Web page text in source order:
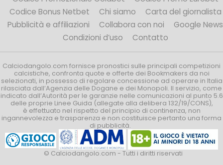
Codice Bonus Netbet
Chi siamo
Carta del giornalista
Pubblicità e affiliazioni
Collabora con noi
Google News
Condizioni d’uso
Contatto
Calciodangolo.com fornisce pronostici sulle principali competizioni
calcistiche, confronta quote e offerte dei Bookmakers da noi
selezionati, in possesso di regolare concessione ad operare in Italia
rilasciata dall’Agenzia delle Dogane e dei Monopoli. Il servizio, come
indicato dall’Autorità per le garanzie nelle comunicazioni al punto 5.6
delle proprie Linee Guida (allegate alla delibera 132/19/CONS),
è effettuato nel rispetto del principio di continenza, non
ingannevolezza e trasparenza e non costituisce pertanto una forma
di pubblicità.
© Calciodangolo.com - Tutti i diritti riservati